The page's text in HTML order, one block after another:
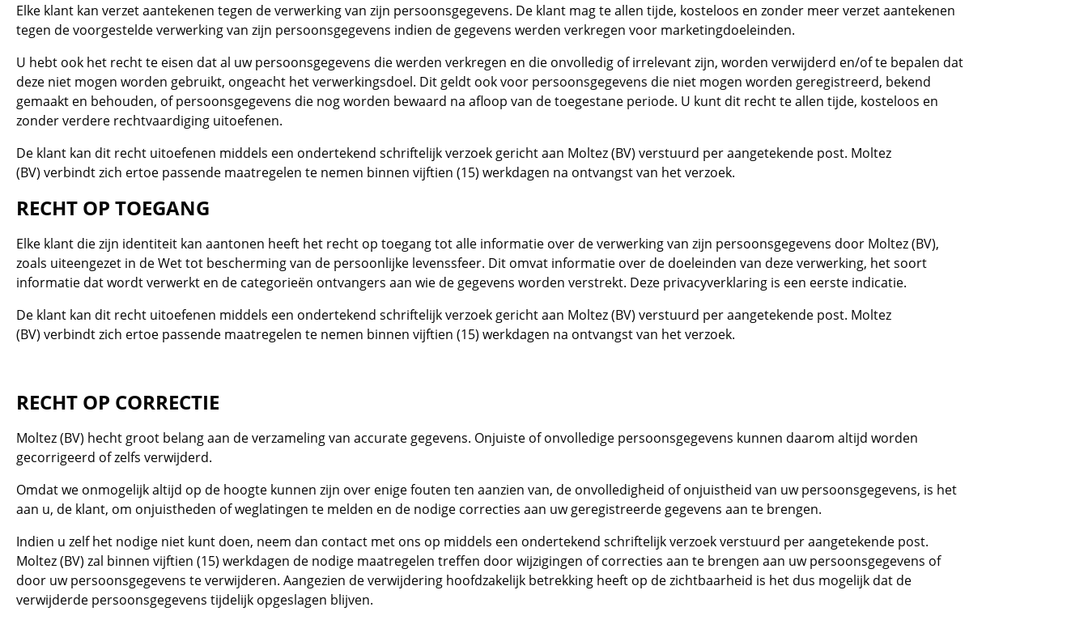
Elke klant kan verzet aantekenen tegen de verwerking van zijn persoonsgegevens. De klant mag te allen tijde, kosteloos en zonder meer verzet aantekenen
tegen de voorgestelde verwerking van zijn persoonsgegevens indien de gegevens werden verkregen voor marketingdoeleinden.
U hebt ook het recht te eisen dat al uw persoonsgegevens die werden verkregen en die onvolledig of irrelevant zijn, worden verwijderd en/of te bepalen dat
deze niet mogen worden gebruikt, ongeacht het verwerkingsdoel. Dit geldt ook voor persoonsgegevens die niet mogen worden geregistreerd, bekend
gemaakt en behouden, of persoonsgegevens die nog worden bewaard na afloop van de toegestane periode. U kunt dit recht te allen tijde, kosteloos en
zonder verdere rechtvaardiging uitoefenen.
De klant kan dit recht uitoefenen middels een ondertekend schriftelijk verzoek gericht aan Moltez (BV) verstuurd per aangetekende post. Moltez
(BV) verbindt zich ertoe passende maatregelen te nemen binnen vijftien (15) werkdagen na ontvangst van het verzoek.
RECHT OP TOEGANG
Elke klant die zijn identiteit kan aantonen heeft het recht op toegang tot alle informatie over de verwerking van zijn persoonsgegevens door Moltez (BV),
zoals uiteengezet in de Wet tot bescherming van de persoonlijke levenssfeer. Dit omvat informatie over de doeleinden van deze verwerking, het soort
informatie dat wordt verwerkt en de categorieën ontvangers aan wie de gegevens worden verstrekt. Deze privacyverklaring is een eerste indicatie.
De klant kan dit recht uitoefenen middels een ondertekend schriftelijk verzoek gericht aan Moltez (BV) verstuurd per aangetekende post. Moltez
(BV) verbindt zich ertoe passende maatregelen te nemen binnen vijftien (15) werkdagen na ontvangst van het verzoek.
RECHT OP CORRECTIE
Moltez (BV) hecht groot belang aan de verzameling van accurate gegevens. Onjuiste of onvolledige persoonsgegevens kunnen daarom altijd worden
gecorrigeerd of zelfs verwijderd.
Omdat we onmogelijk altijd op de hoogte kunnen zijn over enige fouten ten aanzien van, de onvolledigheid of onjuistheid van uw persoonsgegevens, is het
aan u, de klant, om onjuistheden of weglatingen te melden en de nodige correcties aan uw geregistreerde gegevens aan te brengen.
Indien u zelf het nodige niet kunt doen, neem dan contact met ons op middels een ondertekend schriftelijk verzoek verstuurd per aangetekende post.
Moltez (BV) zal binnen vijftien (15) werkdagen de nodige maatregelen treffen door wijzigingen of correcties aan te brengen aan uw persoonsgegevens of
door uw persoonsgegevens te verwijderen. Aangezien de verwijdering hoofdzakelijk betrekking heeft op de zichtbaarheid is het dus mogelijk dat de
verwijderde persoonsgegevens tijdelijk opgeslagen blijven.